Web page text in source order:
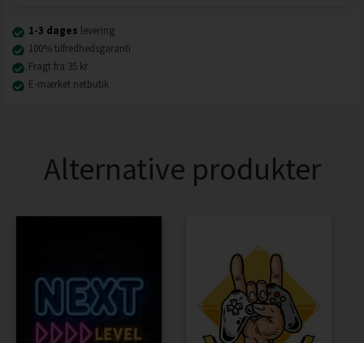
1-3 dages levering
100% tilfredhedsgaranti
Fragt fra 35 kr
E-mærket netbutik
Alternative produkter